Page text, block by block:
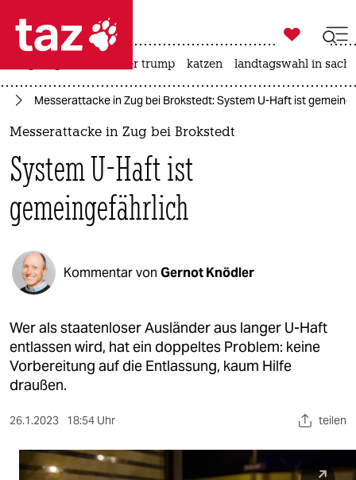
 taz zahl ich
taz zahl ich
politik
öko
gesellschaft
kultur
sport
berlin
nord
wahrheit
verlag

taz zahl ich
usa unter trump katzen landtagswahl in
Messerattacke in Zug bei Brokstedt: System U-Haft ist
Messerattacke in Zug bei Brokstedt
System U-Haft ist
gemeingefährlich
Kommentar von Gernot Knödler
Wer als staatenloser Ausländer aus langer U-Haft
entlassen wird, hat ein doppeltes Problem: keine
Vorbereitung auf die Entlassung, kaum Hilfe
draußen.
26.1.2023 18:54 Uhr teilen